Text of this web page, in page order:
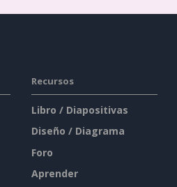
Recursos
Libro / Diapositivas
Diseño / Diagrama
Foro
Aprender